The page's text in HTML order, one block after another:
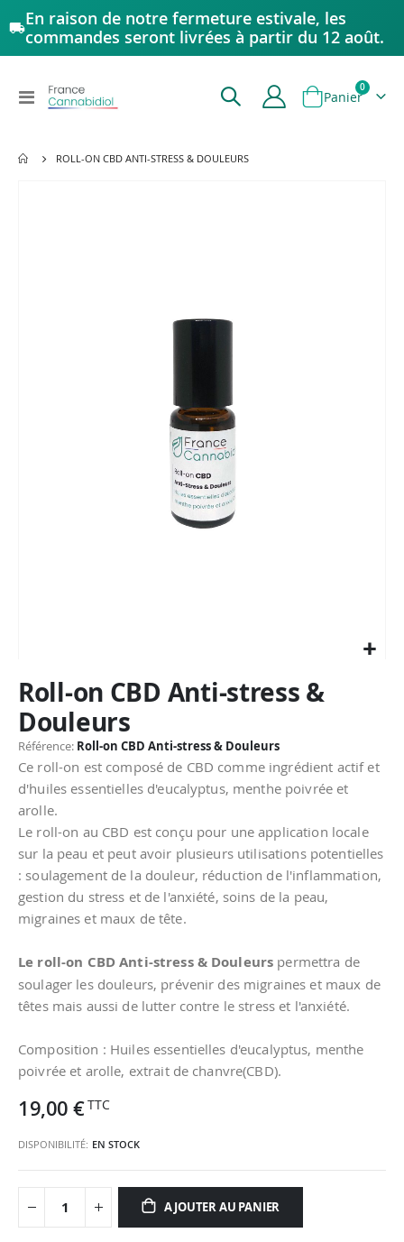
En raison de notre fermeture estivale, les
commandes seront livrées à partir du 12 août.
Affichage
navigation
Panier
0articles
ROLL-ON CBD ANTI-STRESS & DOULEURS
au
début
de
la
Galerie
d’images
Roll-on CBD Anti-stress &
Douleurs
Référence Roll-on CBD Anti-stress & Douleurs
Ce roll-on est composé de CBD comme ingrédient actif et
d'huiles essentielles d'eucalyptus, menthe poivrée et
arolle.
Le roll-on au CBD est conçu pour une application locale
sur la peau et peut avoir plusieurs utilisations potentielles
: soulagement de la douleur, réduction de l'inflammation,
gestion du stress et de l'anxiété, soins de la peau,
migraines et maux de tête.
Le roll-on CBD Anti-stress & Douleurs permettra de
soulager les douleurs, prévenir des migraines et maux de
têtes mais aussi de lutter contre le stress et l'anxiété.
Composition : Huiles essentielles d'eucalyptus, menthe
poivrée et arolle, extrait de chanvre(CBD).
19,00 €
DISPONIBILITÉ: EN STOCK
AJOUTER AU PANIER